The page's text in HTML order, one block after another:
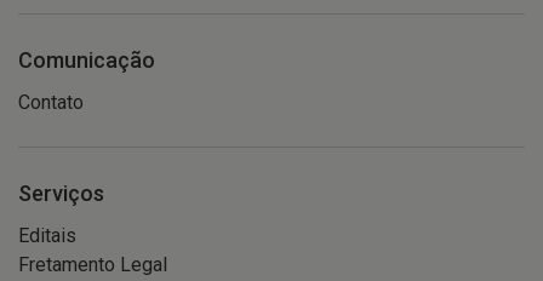
Comunicação
Contato
Serviços
Editais
Fretamento Legal